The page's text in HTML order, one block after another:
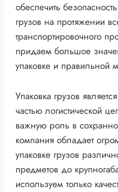
обеспечить
грузов на протяжении
транспортировочного
придаем большое
упаковке и правильной
Упаковка грузов
частью логистической
важную роль в
компания обладает
упаковке грузов
предметов до
используем только